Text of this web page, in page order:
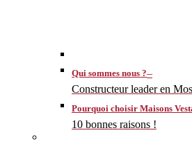
Qui sommes nous ?–
Constructeur leader en
Pourquoi choisir Maisons
10 bonnes raisons !